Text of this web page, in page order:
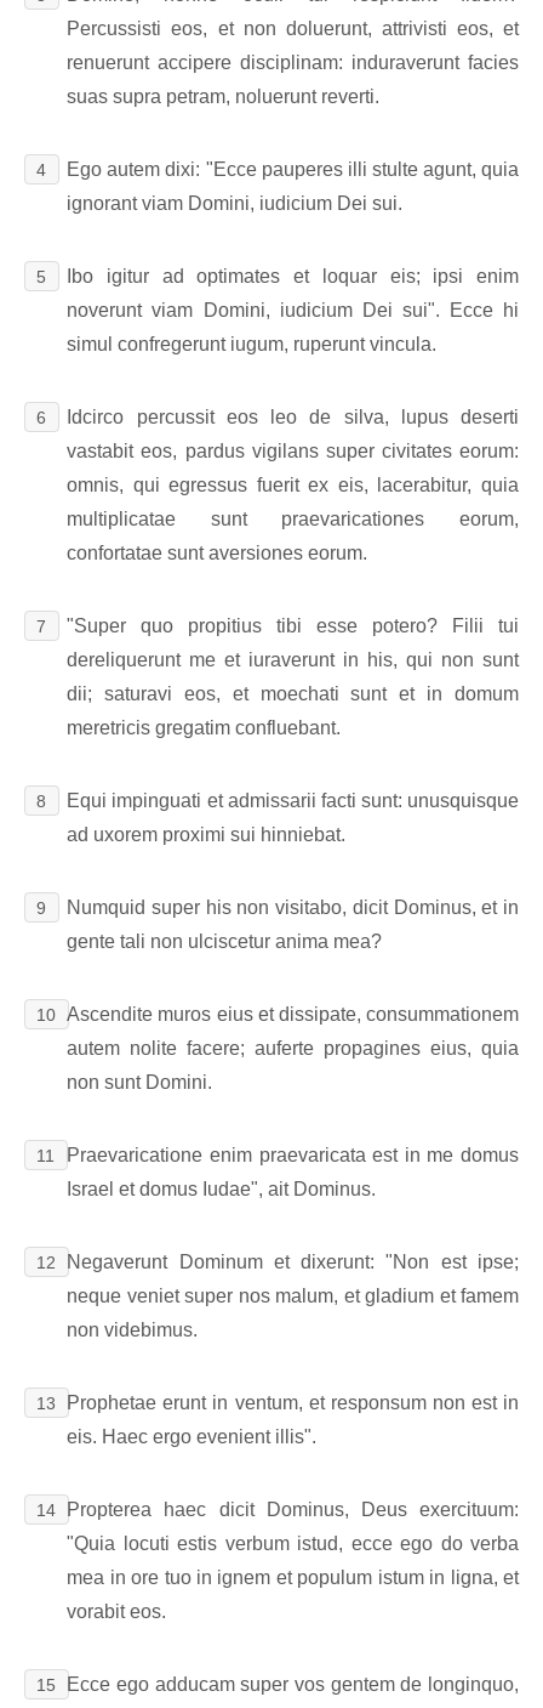
Percussisti eos, et non doluerunt, attrivisti eos, et
renuerunt accipere disciplinam: induraverunt facies
suas supra petram, noluerunt reverti.
4
Ego autem dixi: "Ecce pauperes illi stulte agunt, quia
ignorant viam Domini, iudicium Dei sui.
5
Ibo igitur ad optimates et loquar eis; ipsi enim
noverunt viam Domini, iudicium Dei sui". Ecce hi
simul confregerunt iugum, ruperunt vincula.
6
Idcirco percussit eos leo de silva, lupus deserti
vastabit eos, pardus vigilans super civitates eorum:
omnis, qui egressus fuerit ex eis, lacerabitur, quia
multiplicatae sunt praevaricationes eorum,
confortatae sunt aversiones eorum.
7
"Super quo propitius tibi esse potero? Filii tui
dereliquerunt me et iuraverunt in his, qui non sunt
dii; saturavi eos, et moechati sunt et in domum
meretricis gregatim confluebant.
8
Equi impinguati et admissarii facti sunt: unusquisque
ad uxorem proximi sui hinniebat.
9
Numquid super his non visitabo, dicit Dominus, et in
gente tali non ulciscetur anima mea?
10 Ascendite muros eius et dissipate, consummationem
autem nolite facere; auferte propagines eius, quia
non sunt Domini.
11
Praevaricatione enim praevaricata est in me domus
Israel et domus Iudae", ait Dominus.
12
Negaverunt Dominum et dixerunt: "Non est ipse;
neque veniet super nos malum, et gladium et famem
non videbimus.
13
Prophetae erunt in ventum, et responsum non est in
eis. Haec ergo evenient illis".
14
Propterea haec dicit Dominus, Deus exercituum:
"Quia locuti estis verbum istud, ecce ego do verba
mea in ore tuo in ignem et populum istum in ligna, et
vorabit eos.
15
Ecce ego adducam super vos gentem de longinquo,